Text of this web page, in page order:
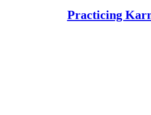
Practicing